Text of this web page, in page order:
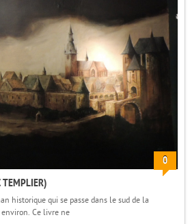
0
TEMPLIER)
historique qui se passe dans le sud de la
Ce livre ne